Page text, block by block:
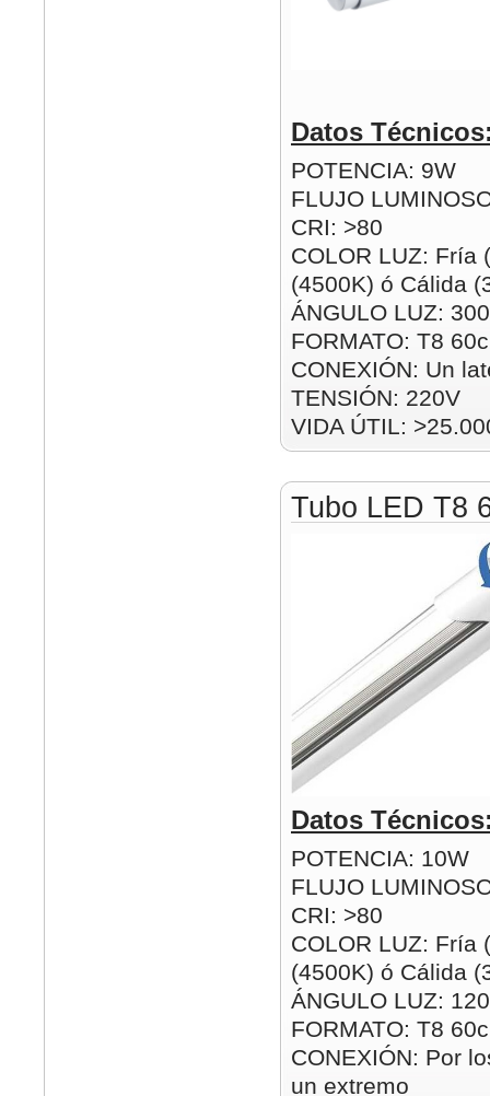
Datos
POTENCIA: 9W
FLUJO
CRI: >80
COLOR LUZ: Fría
(4500K) ó Cálida
ÁNGULO LUZ:
FORMATO: T8
CONEXIÓN: Un
TENSIÓN: 220V
VIDA ÚTIL:
Tubo LED T8
Datos
POTENCIA: 10W
FLUJO
CRI: >80
COLOR LUZ: Fría
(4500K) ó Cálida
ÁNGULO LUZ:
FORMATO: T8
CONEXIÓN: Por
un extremo